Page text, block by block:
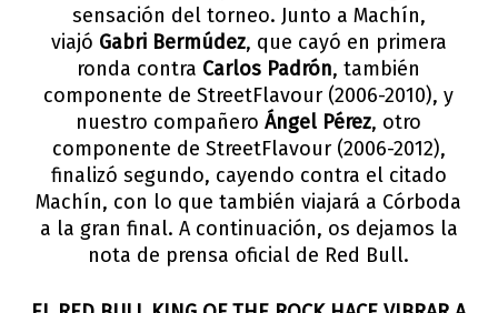
sensación del torneo. Junto a Machín,
viajó Gabri Bermúdez, que cayó en primera
ronda contra Carlos Padrón, también
componente de StreetFlavour (2006-2010), y
nuestro compañero Ángel Pérez, otro
componente de StreetFlavour (2006-2012),
finalizó segundo, cayendo contra el citado
Machín, con lo que también viajará a Córboda
a la gran final. A continuación, os dejamos la
nota de prensa oficial de Red Bull.